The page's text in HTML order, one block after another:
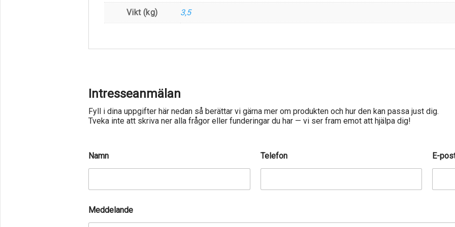
Vikt (kg) 3,5
Intresseanmälan
Fyll i dina uppgifter här nedan så berättar vi gärna mer om produkten och hur den kan passa just dig.
Tveka inte att skriva ner alla frågor eller funderingar du har — vi ser fram emot att hjälpa dig!
Namn Telefon E-
Meddelande